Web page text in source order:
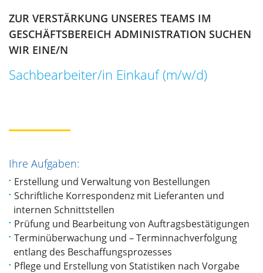
ZUR VERSTÄRKUNG UNSERES TEAMS IM
GESCHÄFTSBEREICH ADMINISTRATION SUCHEN
WIR EINE/N
Sachbearbeiter/in Einkauf (m/w/d)
Ihre Aufgaben:
Erstellung und Verwaltung von Bestellungen
Schriftliche Korrespondenz mit Lieferanten und
internen Schnittstellen
Prüfung und Bearbeitung von Auftragsbestätigungen
Terminüberwachung und – Terminnachverfolgung
entlang des Beschaffungsprozesses
Pflege und Erstellung von Statistiken nach Vorgabe